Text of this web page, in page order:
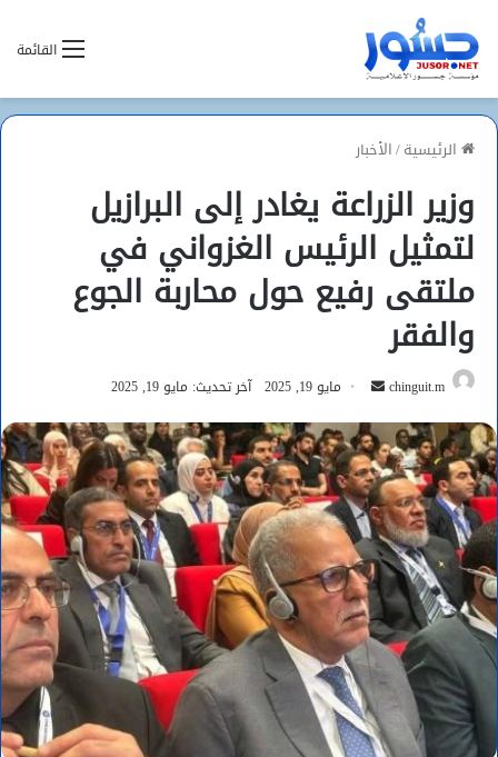
القائمة
الرئيسية/الأخبار
وزير الزراعة يغادر إلى البرازيل
لتمثيل الرئيس الغزواني في
ملتقى رفيع حول محاربة الجوع
والفقر
chinguit.m
أرسل
إلكترونيا
مايو 19, 2025 آخر تحديث: مايو 19, 2025